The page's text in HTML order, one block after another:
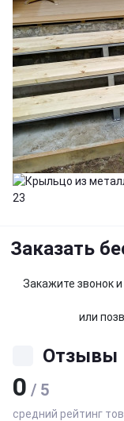
Заказать
Закажите звонок
или
Отзывы
0 / 5
средний рейтинг